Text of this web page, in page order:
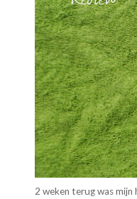
2 weken terug was